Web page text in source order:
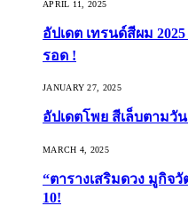
APRIL 11, 2025
อัปเดต เทรนด์สีผม
รอด !
JANUARY 27, 2025
อัปเดตโพย สีเล็บตามวัน
MARCH 4, 2025
“ตารางเสริมดวง มูกิจ
10!